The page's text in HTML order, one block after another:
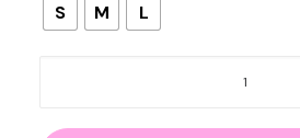
S M L
Body